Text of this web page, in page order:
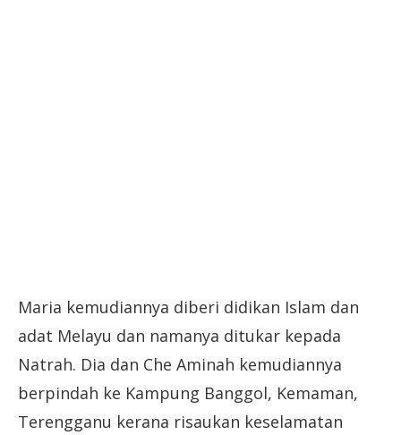
Maria kemudiannya diberi didikan Islam dan
adat Melayu dan namanya ditukar kepada
Natrah. Dia dan Che Aminah kemudiannya
berpindah ke Kampung Banggol, Kemaman,
Terengganu kerana risaukan keselamatan